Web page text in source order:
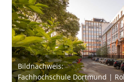
Bildnachweis:
Fachhochschule Dortmund |